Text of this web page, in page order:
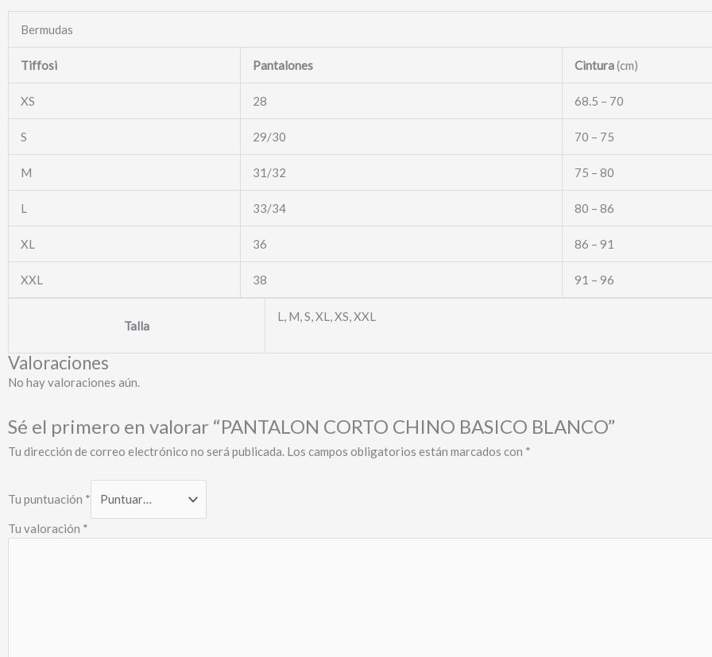
Bermudas
Tiffosi Pantalones Cintura(cm)
XS 28 68.5 – 70
S 29/30 70 – 75
M 31/32 75 – 80
L 33/34 80 – 86
XL 36 86 – 91
XXL 38 91 – 96
Talla
L, M, S, XL, XS, XXL
Valoraciones
No hay valoraciones aún.
Sé el primero en valorar “PANTALON CORTO CHINO BASICO BLANCO”
Tu dirección de correo electrónico no será publicada. Los campos obligatorios están marcados con *
Tu puntuación *
Tu valoración *